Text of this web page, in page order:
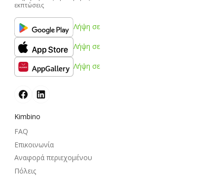
εκπτώσεις
Λήψη σε
Λήψη σε
Λήψη σε
Kimbino
FAQ
Επικοινωνία
Αναφορά περιεχομένου
Πόλεις